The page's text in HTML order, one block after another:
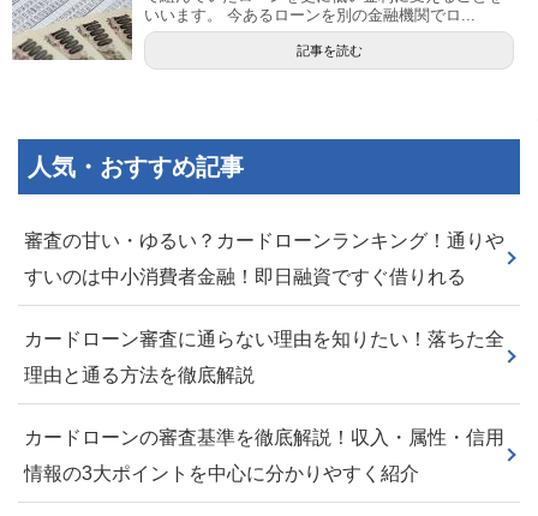
いいます。 今あるローンを別の金融機関でロ...
記事を読む
人気・おすすめ記事
審査の甘い・ゆるい？カードローンランキング！通りや
すいのは中小消費者金融！即日融資ですぐ借りれる
カードローン審査に通らない理由を知りたい！落ちた全
理由と通る方法を徹底解説
カードローンの審査基準を徹底解説！収入・属性・信用
情報の3大ポイントを中心に分かりやすく紹介